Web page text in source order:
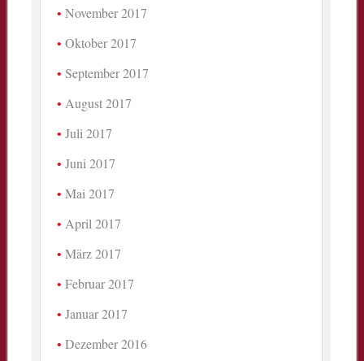
November 2017
Oktober 2017
September 2017
August 2017
Juli 2017
Juni 2017
Mai 2017
April 2017
März 2017
Februar 2017
Januar 2017
Dezember 2016